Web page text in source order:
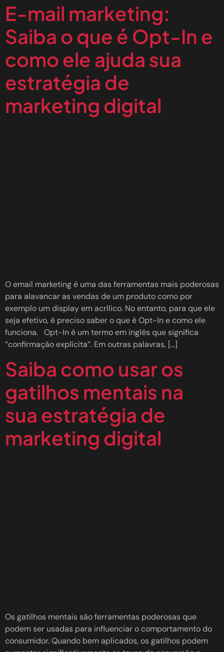
E-mail marketing:
Saiba o que é Opt-In e
como ele ajuda sua
estratégia de
marketing digital
O email marketing é uma das ferramentas mais poderosas
para alavancar as vendas de um produto como por
exemplo um display em acrílico. No entanto, para que ele
seja efetivo, é preciso saber o que é Opt-In e como ele
funciona. Opt-In é um termo em inglês que significa
“confirmação explícita”. Em outras palavras, […]
Saiba como usar os
gatilhos mentais na
sua estratégia de
marketing digital
Os gatilhos mentais são ferramentas poderosas que
podem ser usadas para influenciar o comportamento do
consumidor. Quando bem aplicados, os gatilhos podem